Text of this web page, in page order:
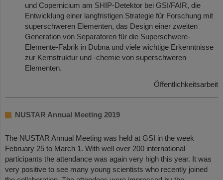
und Copernicium am SHIP-Detektor bei GSI/FAIR, die
Entwicklung einer langfristigen Strategie für Forschung mit
superschweren Elementen, das Design einer zweiten
Generation von Separatoren für die Superschwere-
Elemente-Fabrik in Dubna und viele wichtige Erkenntnisse
zur Kernstruktur und -chemie von superschweren
Elementen.
Öffentlichkeitsarbeit
NUSTAR Annual Meeting 2019
The NUSTAR Annual Meeting was held at GSI in the week
February 25 to March 1. With well over 200 international
participants the attendance was again very high this year. It was
very positive to see many young scientists who recently joined